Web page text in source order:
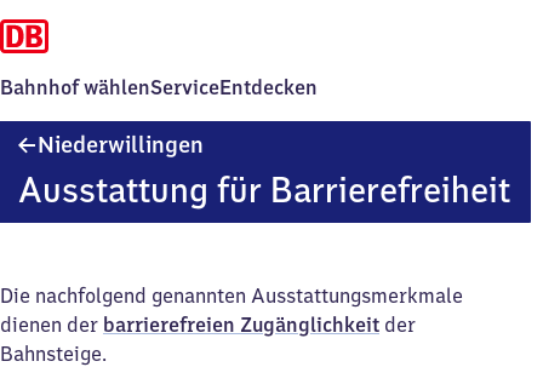
Bahnhof wählenServiceEntdecken
Niederwillingen
Ausstattung für Barrierefreiheit
Die nachfolgend genannten Ausstattungsmerkmale
dienen der barrierefreien Zugänglichkeit der
Bahnsteige.